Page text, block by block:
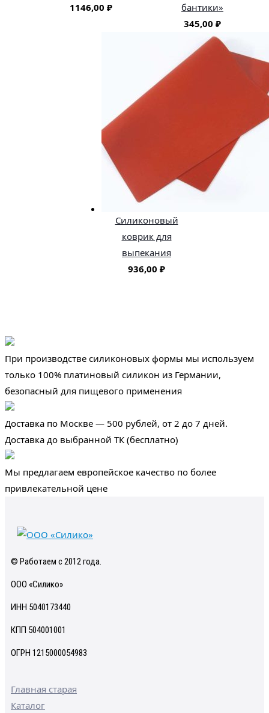
1146,00 ₽
бантики»
345,00 ₽
Силиконовый
коврик для
выпекания
936,00 ₽
При производстве силиконовых формы мы используем
только 100% платиновый силикон из Германии,
безопасный для пищевого применения
Доставка по Москве — 500 рублей, от 2 до 7 дней.
Доставка до выбранной ТК (бесплатно)
Мы предлагаем европейское качество по более
привлекательной цене
© Работаем с 2012 года.
ООО «Силико»
ИНН 5040173440
КПП 504001001
ОГРН 1215000054983
Главная старая
Каталог